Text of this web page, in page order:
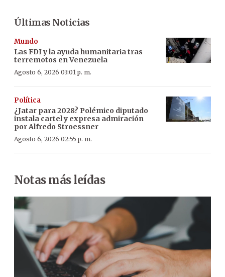
Últimas Noticias
Mundo
Las FDI y la ayuda humanitaria tras
terremotos en Venezuela
Agosto 6, 2026 03:01 p. m.
Política
¿Jatar para 2028? Polémico diputado
instala cartel y expresa admiración
por Alfredo Stroessner
Agosto 6, 2026 02:55 p. m.
Notas más leídas